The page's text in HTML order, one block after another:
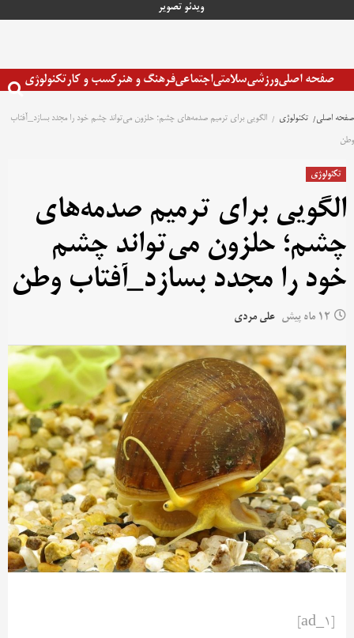
ویدئو تصویر
صفحه اصلیورزشیسلامتیاجتماعیفرهنگ و هنرکسب و کارتکنولوژی
صفحه اصلی تکنولوژی
الگویی برای ترمیم صدمه‌های چشم؛ حلزون می‌تواند چشم خود را مجدد بسازد_آفتاب
وطن
تکنولوژی
الگویی برای ترمیم صدمه‌های
چشم؛ حلزون می‌تواند چشم
خود را مجدد بسازد_آفتاب وطن
12 ماه پیش علی مردی